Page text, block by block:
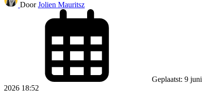
Door Jolien Mauritsz
Geplaatst: 9 juni
2026 18:52